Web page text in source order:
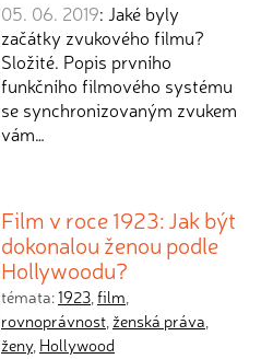
05. 06. 2019: Jaké byly
začátky zvukového filmu?
Složité. Popis prvního
funkčního filmového systému
se synchronizovaným zvukem
vám…
Film v roce 1923: Jak být
dokonalou ženou podle
Hollywoodu?
témata:1923,film,
rovnoprávnost, ženská práva,
ženy, Hollywood